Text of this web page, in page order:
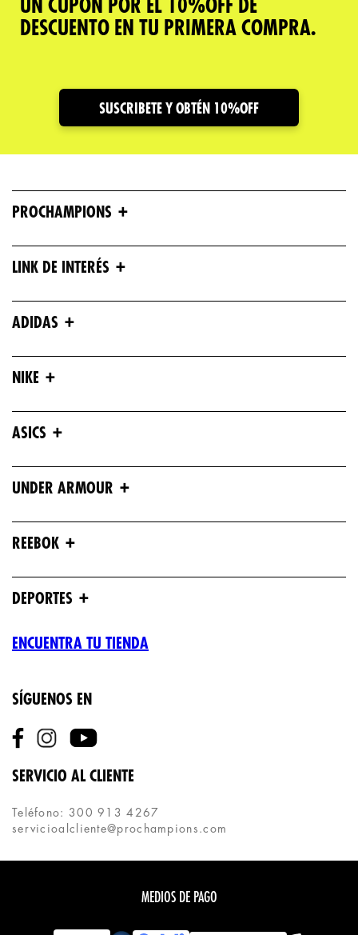
UN CUPÓN POR EL 10%OFF DE
DESCUENTO EN TU PRIMERA COMPRA.
SUSCRIBETE Y OBTÉN 10%OFF
PROCHAMPIONS +
LINK DE INTERÉS +
ADIDAS +
NIKE +
ASICS +
UNDER ARMOUR +
REEBOK +
DEPORTES +
ENCUENTRA TU TIENDA
SÍGUENOS EN
SERVICIO AL CLIENTE
Teléfono: 300 913 4267
servicioalcliente@prochampions.com
MEDIOS DE PAGO